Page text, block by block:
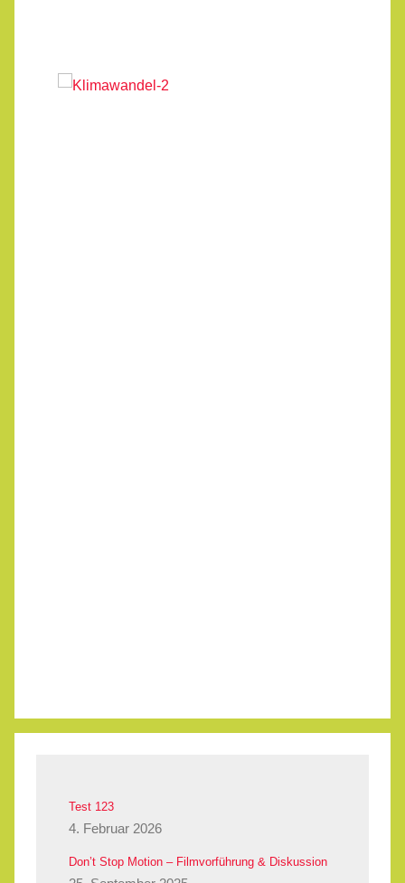
Test 123
4. Februar 2026
Don’t Stop Motion – Filmvorführung & Diskussion